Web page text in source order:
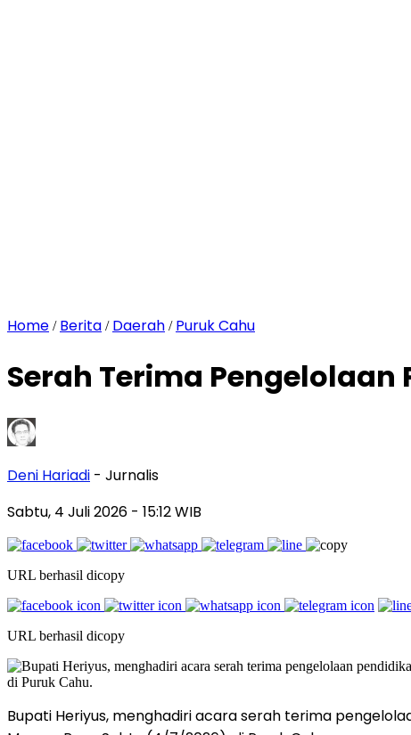
Home / Berita / Daerah / Puruk Cahu
Serah Terima
Deni Hariadi - Jurnalis
Sabtu, 4 Juli 2026 - 15:12 WIB
URL berhasil dicopy
URL berhasil dicopy
Bupati Heriyus, menghadiri acara serah terima